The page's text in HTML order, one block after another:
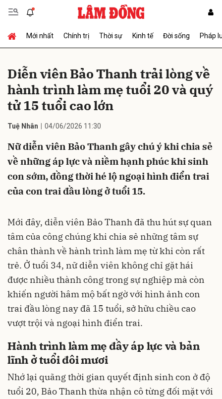
Mới nhất Chính trị Thời sự Kinh tế Đời sống Pháp
Diễn viên Bảo Thanh trải lòng về
hành trình làm mẹ tuổi 20 và quý
tử 15 tuổi cao lớn
Tuệ Nhân 04/06/2026 11:30
Nữ diễn viên Bảo Thanh gây chú ý khi chia sẻ
về những áp lực và niềm hạnh phúc khi sinh
con sớm, đồng thời hé lộ ngoại hình điển trai
của con trai đầu lòng ở tuổi 15.
Mới đây, diễn viên Bảo Thanh đã thu hút sự quan
tâm của công chúng khi chia sẻ những tâm sự
chân thành về hành trình làm mẹ từ khi còn rất
trẻ. Ở tuổi 34, nữ diễn viên không chỉ gặt hái
được nhiều thành công trong sự nghiệp mà còn
khiến người hâm mộ bất ngờ với hình ảnh con
trai đầu lòng nay đã 15 tuổi, sở hữu chiều cao
vượt trội và ngoại hình điển trai.
Hành trình làm mẹ đầy áp lực và bản
lĩnh ở tuổi đôi mươi
Nhớ lại quãng thời gian quyết định sinh con ở độ
tuổi 20, Bảo Thanh thừa nhận cô từng đối mặt với
Gửi bình luận
Hủy Gửi